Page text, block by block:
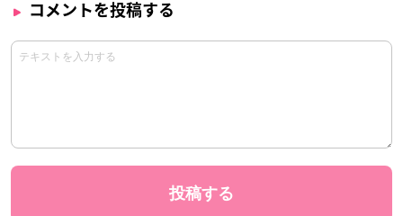
コメントを投稿する